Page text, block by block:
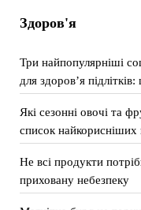
Здоров'я
Три найпопулярніші
для здоров’я
Які сезонні овочі та
список найкорисніших
Не всі продукти
приховану небезпеку